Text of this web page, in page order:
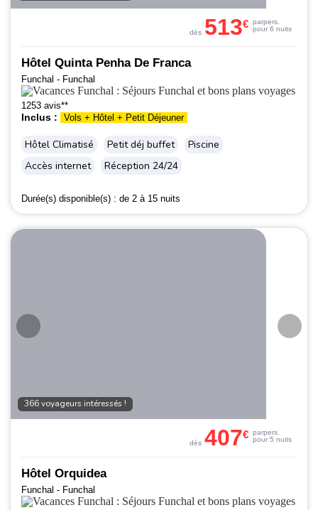
Hôtel Quinta Penha De Franca
Funchal - Funchal
1253 avis**
Inclus : Vols + Hôtel + Petit Déjeuner
Hôtel Climatisé Petit déj buffet
Piscine
Accès internet
Réception 24/24
Durée(s) disponible(s) : de 2 à 15 nuits
dès 513€ parpers.
pour 6 nuits
366 voyageurs intéressés !
Hôtel Orquidea
Funchal - Funchal
dès 407€ parpers.
pour 5 nuits